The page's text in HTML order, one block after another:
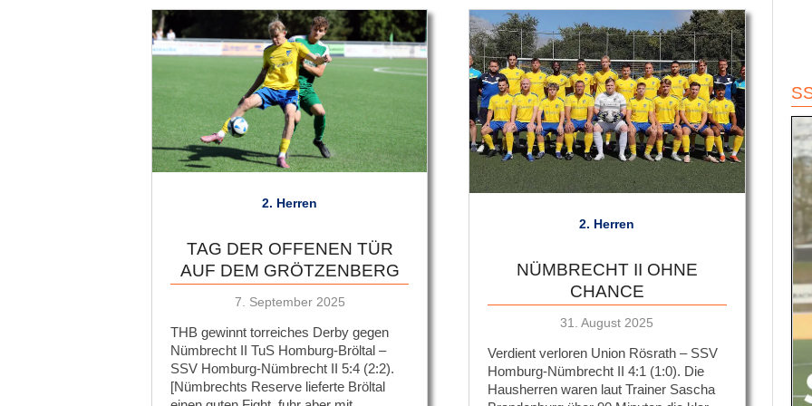
2. Herren
TAG DER OFFENEN TÜR
AUF DEM GRÖTZENBERG
Veröffentlicht
7. September 2025
THB gewinnt torreiches Derby gegen
Nümbrecht II TuS Homburg-Bröltal –
SSV Homburg-Nümbrecht II 5:4 (2:2).
[Nümbrechts Reserve lieferte Bröltal
2. Herren
NÜMBRECHT II OHNE
CHANCE
Veröffentlicht
31. August 2025
Verdient verloren Union Rösrath – SSV
Homburg-Nümbrecht II 4:1 (1:0). Die
Hausherren waren laut Trainer Sascha